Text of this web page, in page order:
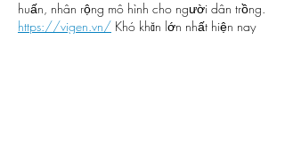
https://vigen.vn/ Khó khăn lớn nhất hiện nay